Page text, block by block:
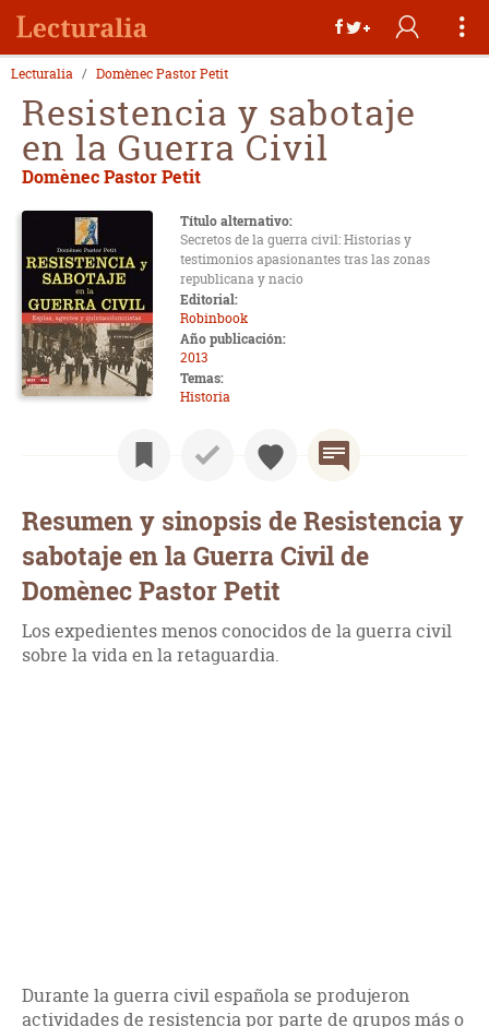
Lecturalia Domènec Pastor Petit
Resistencia y sabotaje
en la Guerra Civil
Domènec Pastor Petit
Título alternativo:
Secretos de la guerra civil: Historias y
testimonios apasionantes tras las zonas
republicana y nacio
Editorial:
Robinbook
Año publicación:
2013
Temas:
Historia
Resumen y sinopsis de Resistencia y
sabotaje en la Guerra Civil de
Domènec Pastor Petit
Los expedientes menos conocidos de la guerra civil
sobre la vida en la retaguardia.
Durante la guerra civil española se produjeron
actividades de resistencia por parte de grupos más o